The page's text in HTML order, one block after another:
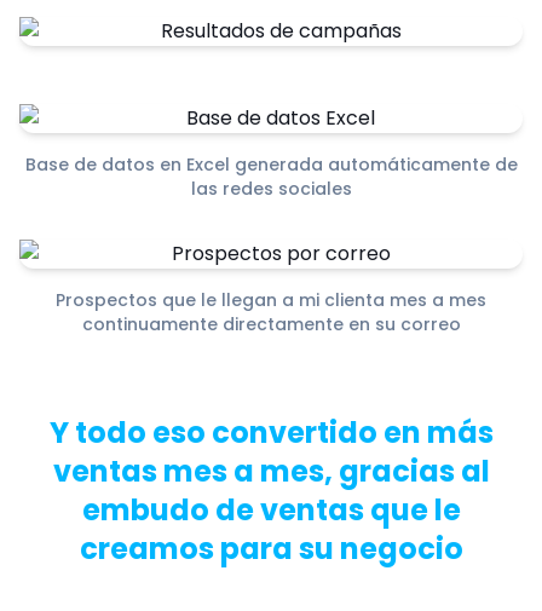
Base de datos en Excel generada automáticamente de
las redes sociales
Prospectos que le llegan a mi clienta mes a mes
continuamente directamente en su correo
Y todo eso convertido en más
ventas mes a mes, gracias al
embudo de ventas que le
creamos para su negocio